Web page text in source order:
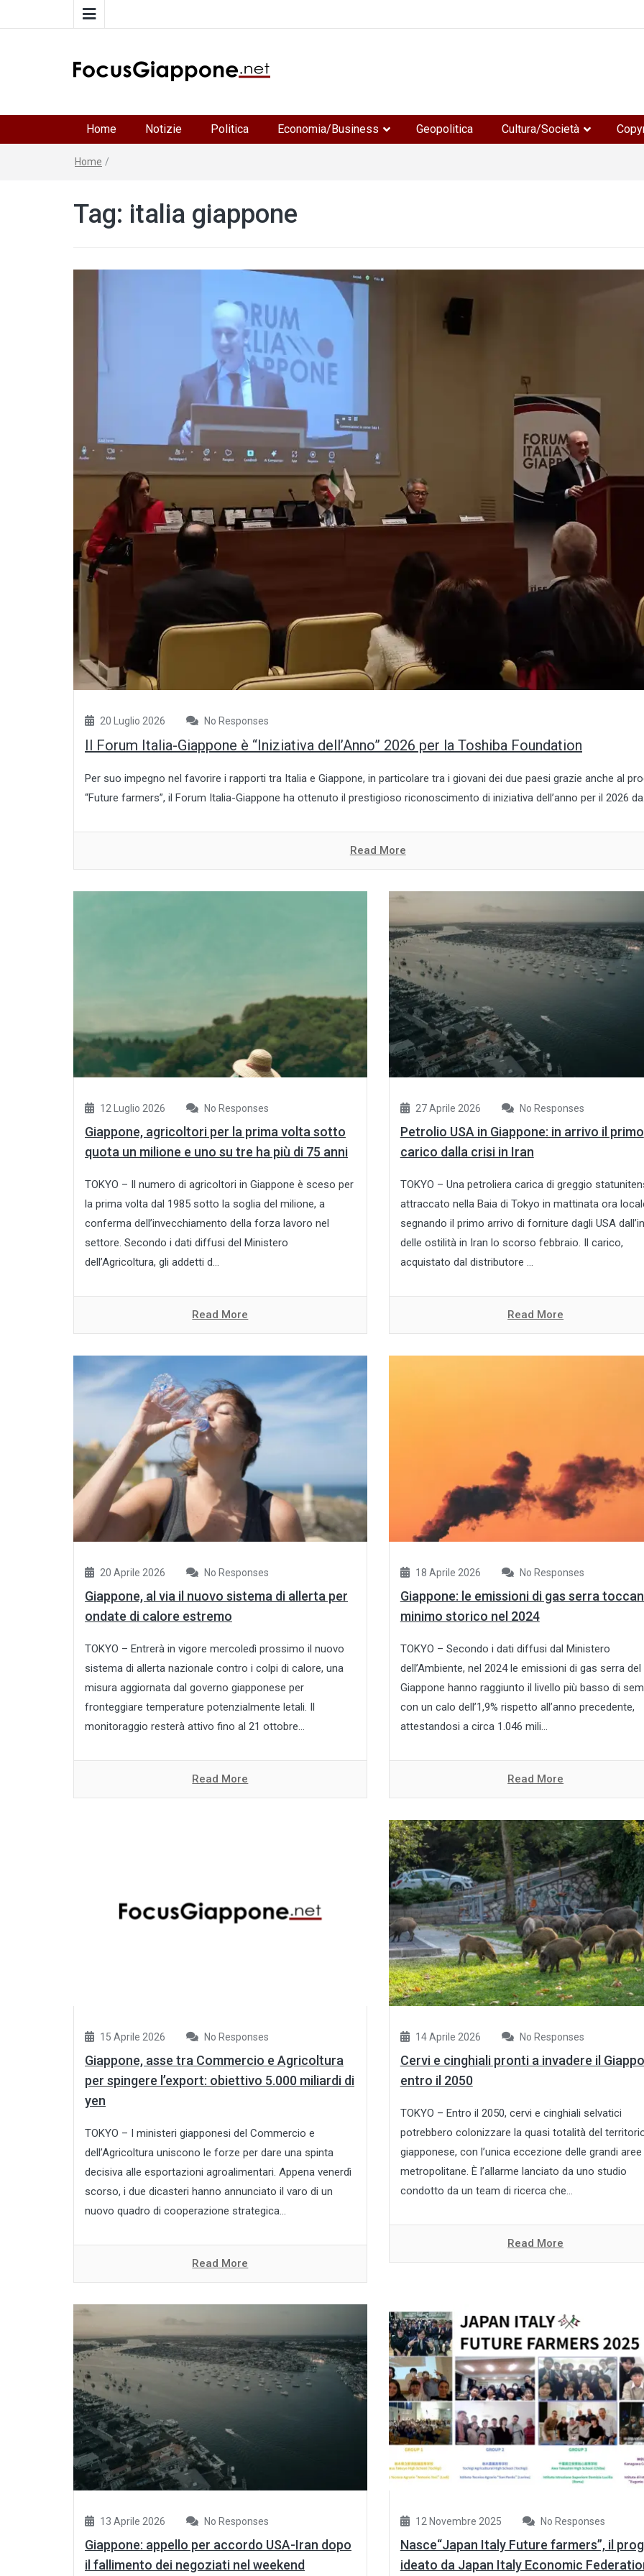
Home Notizie Politica Economia/Business Geopolitica Cultura/Società
Home /
Tag: italia giappone
20 Luglio 2026 No Responses
Il Forum Italia-Giappone è “Iniziativa dell’Anno” 2026 per la Toshiba Foundation
Per suo impegno nel favorire i rapporti tra Italia e Giappone, in particolare tra i giovani dei due paesi grazie anche al
“Future farmers”, il Forum Italia-Giappone ha ottenuto il prestigioso riconoscimento di iniziativa dell’anno per il 2026
Read More
12 Luglio 2026 No Responses
Giappone, agricoltori per la prima volta sotto
quota un milione e uno su tre ha più di 75 anni
TOKYO – Il numero di agricoltori in Giappone è sceso per
la prima volta dal 1985 sotto la soglia del milione, a
conferma dell’invecchiamento della forza lavoro nel
settore. Secondo i dati diffusi del Ministero
dell’Agricoltura, gli addetti d...
Read More
27 Aprile 2026 No Responses
Petrolio USA in Giappone: in arrivo il primo
carico dalla crisi in Iran
TOKYO – Una petroliera carica di greggio
attraccato nella Baia di Tokyo in mattinata ora
segnando il primo arrivo di forniture dagli USA
delle ostilità in Iran lo scorso febbraio. Il carico,
acquistato dal distributore ...
Read More
20 Aprile 2026 No Responses
Giappone, al via il nuovo sistema di allerta per
ondate di calore estremo
TOKYO – Entrerà in vigore mercoledì prossimo il nuovo
sistema di allerta nazionale contro i colpi di calore, una
misura aggiornata dal governo giapponese per
fronteggiare temperature potenzialmente letali. Il
monitoraggio resterà attivo fino al 21 ottobre...
Read More
18 Aprile 2026 No Responses
Giappone: le emissioni di gas serra
minimo storico nel 2024
TOKYO – Secondo i dati diffusi dal Ministero
dell’Ambiente, nel 2024 le emissioni di gas serra del
Giappone hanno raggiunto il livello più basso di
con un calo dell’1,9% rispetto all’anno precedente,
attestandosi a circa 1.046 mili...
Read More
15 Aprile 2026 No Responses
Giappone, asse tra Commercio e Agricoltura
per spingere l’export: obiettivo 5.000 miliardi di
yen
TOKYO – I ministeri giapponesi del Commercio e
dell’Agricoltura uniscono le forze per dare una spinta
decisiva alle esportazioni agroalimentari. Appena venerdì
scorso, i due dicasteri hanno annunciato il varo di un
nuovo quadro di cooperazione strategica...
Read More
14 Aprile 2026 No Responses
Cervi e cinghiali pronti a invadere il
entro il 2050
TOKYO – Entro il 2050, cervi e cinghiali selvatici
potrebbero colonizzare la quasi totalità del
giapponese, con l’unica eccezione delle grandi aree
metropolitane. È l’allarme lanciato da uno studio
condotto da un team di ricerca che...
Read More
13 Aprile 2026 No Responses
Giappone: appello per accordo USA-Iran dopo
il fallimento dei negoziati nel weekend
12 Novembre 2025 No Responses
Nasce“Japan Italy Future farmers”, il
ideato da Japan Italy Economic